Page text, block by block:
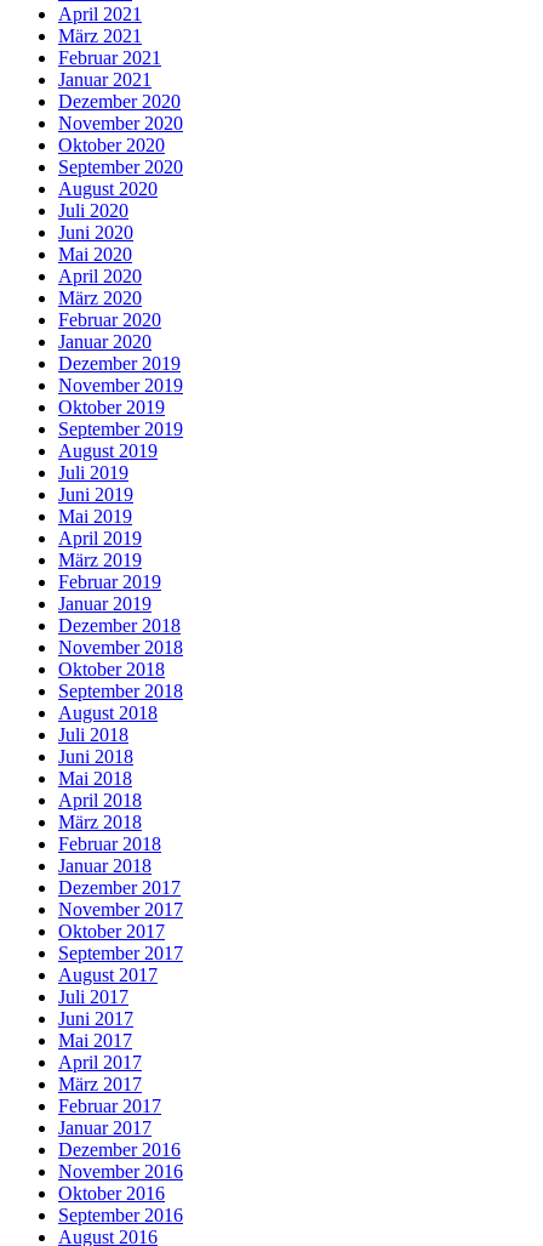
April 2021
März 2021
Februar 2021
Januar 2021
Dezember 2020
November 2020
Oktober 2020
September 2020
August 2020
Juli 2020
Juni 2020
Mai 2020
April 2020
März 2020
Februar 2020
Januar 2020
Dezember 2019
November 2019
Oktober 2019
September 2019
August 2019
Juli 2019
Juni 2019
Mai 2019
April 2019
März 2019
Februar 2019
Januar 2019
Dezember 2018
November 2018
Oktober 2018
September 2018
August 2018
Juli 2018
Juni 2018
Mai 2018
April 2018
März 2018
Februar 2018
Januar 2018
Dezember 2017
November 2017
Oktober 2017
September 2017
August 2017
Juli 2017
Juni 2017
Mai 2017
April 2017
März 2017
Februar 2017
Januar 2017
Dezember 2016
November 2016
Oktober 2016
September 2016
August 2016